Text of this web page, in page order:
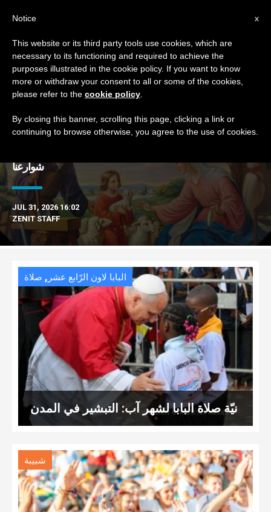
MONTH
July, 2026
DERNIÈRES NOUVELLES
شوارعنا
JUL 31, 2026 16:02
ZENIT STAFF
البابا لاون الرّابع عشر , صلاة
نيّة صلاة البابا لشهر آب: التبشير في المدن
شبيبة
x
Notice
This website or its third party tools use cookies, which are
necessary to its functioning and required to achieve the
purposes illustrated in the cookie policy. If you want to know
more or withdraw your consent to all or some of the cookies,
please refer to the cookie policy
By closing this banner, scrolling this page, clicking a link or
continuing to browse otherwise, you agree to the use of cookies.